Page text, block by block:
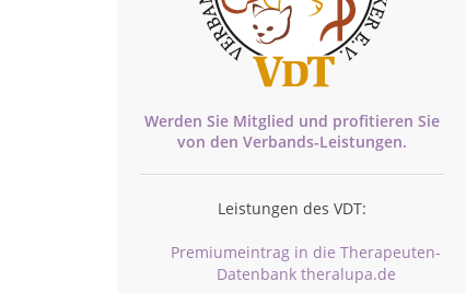
Werden Sie Mitglied und profitieren Sie
von den Verbands-Leistungen.
Leistungen des VDT:
Premiumeintrag in die Therapeuten-
Datenbank theralupa.de